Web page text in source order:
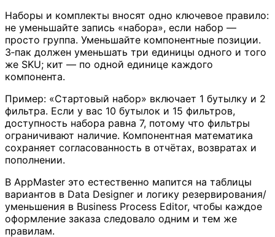
Наборы и комплекты вносят одно ключевое правило:
не уменьшайте запись «набора», если набор —
просто группа. Уменьшайте компонентные позиции.
3‑пак должен уменьшать три единицы одного и того
же SKU; кит — по одной единице каждого
компонента.
Пример: «Стартовый набор» включает 1 бутылку и 2
фильтра. Если у вас 10 бутылок и 15 фильтров,
доступность набора равна 7, потому что фильтры
ограничивают наличие. Компонентная математика
сохраняет согласованность в отчётах, возвратах и
пополнении.
В AppMaster это естественно мапится на таблицы
вариантов в Data Designer и логику резервирования/
уменьшения в Business Process Editor, чтобы каждое
оформление заказа следовало одним и тем же
правилам.